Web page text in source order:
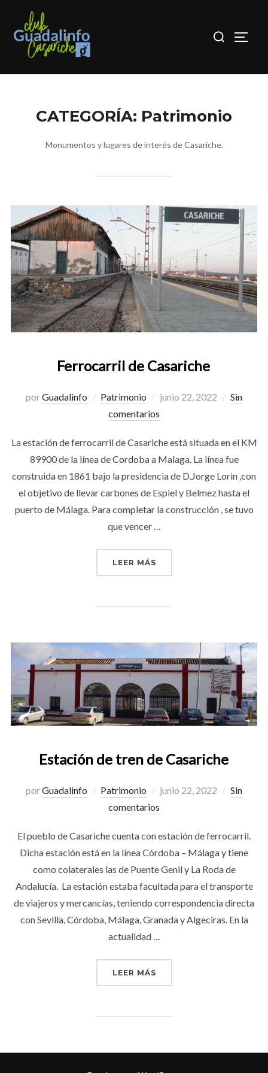
contenido
CATEGORÍA: Patrimonio
Monumentos y lugares de interés de Casariche.
Ferrocarril de Casariche
porGuadalinfo Patrimonio
Publicado
junio 22, 2022
Sin
comentarios
La estación de ferrocarril de Casariche está situada en el KM
89900 de la línea de Cordoba a Malaga. La línea fue
construida en 1861 bajo la presidencia de D.Jorge Lorin ,con
el objetivo de llevar carbones de Espiel y Belmez hasta el
puerto de Málaga. Para completar la construcción , se tuvo
que vencer …
LEER MÁS«FERROCARRIL DE
Estación de tren de Casariche
porGuadalinfo Patrimonio
Publicado
junio 22, 2022
Sin
comentarios
El pueblo de Casariche cuenta con estación de ferrocarril.
Dicha estación está en la línea Córdoba – Málaga y tiene
como colaterales las de Puente Genil y La Roda de
Andalucía. La estación estaba facultada para el transporte
de viajeros y mercancías, teniendo correspondencia directa
con Sevilla, Córdoba, Málaga, Granada y Algeciras. En la
actualidad …
LEER MÁS«ESTACIÓN DE TREN DE